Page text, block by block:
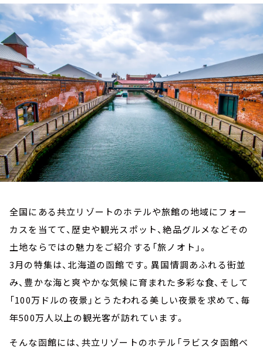
トピックス
TBS Podcast
お知らせ
イベント・グッズ
YouTube
会社情報
全国にある共立リゾートのホテルや旅館の地域にフォー
カスを当てて、歴史や観光スポット、絶品グルメなどその
土地ならではの魅力をご紹介する「旅ノオト」。
3月の特集は、北海道の函館です。異国情調あふれる街並
み、豊かな海と爽やかな気候に育まれた多彩な食、そして
「100万ドルの夜景」とうたわれる美しい夜景を求めて、毎
年500万人以上の観光客が訪れています。
そんな函館には、共立リゾートのホテル「ラビスタ函館ベ